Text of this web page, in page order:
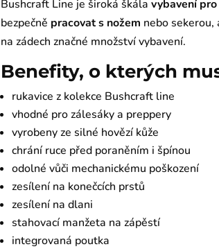
Bushcraft Line je široká škála vybavení
bezpečně pracovat s nožem nebo
na zádech značné množství vybavení.
Benefity, o kterých
rukavice z kolekce Bushcraft line
vhodné pro zálesáky a preppery
vyrobeny ze silné hovězí kůže
chrání ruce před poraněním i špínou
odolné vůči mechanickému poškození
zesílení na konečcích prstů
zesílení na dlani
stahovací manžeta na zápěstí
integrovaná poutka